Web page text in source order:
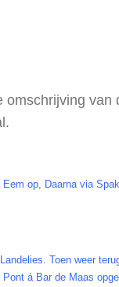
omschrijving van
op, Daarna via
Toen weer
á Bar de Maas